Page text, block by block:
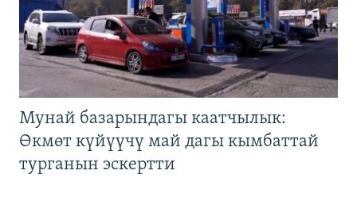
Мунай базарындагы каатчылык:
Өкмөт күйүүчү май дагы кымбаттай
турганын эскертти